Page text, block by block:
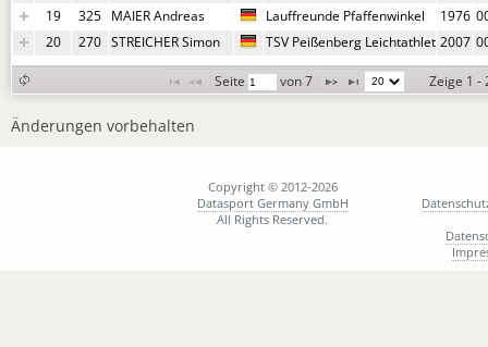
19
325 MAIER Andreas Lauffreunde Pfaffenwinkel 1976
20
270 STREICHER Simon TSV Peißenberg Leichtathletik2007
Seite von 7 Zeige 1 -
Änderungen vorbehalten
Copyright © 2012-2026
Datasport Germany GmbH
All Rights Reserved.